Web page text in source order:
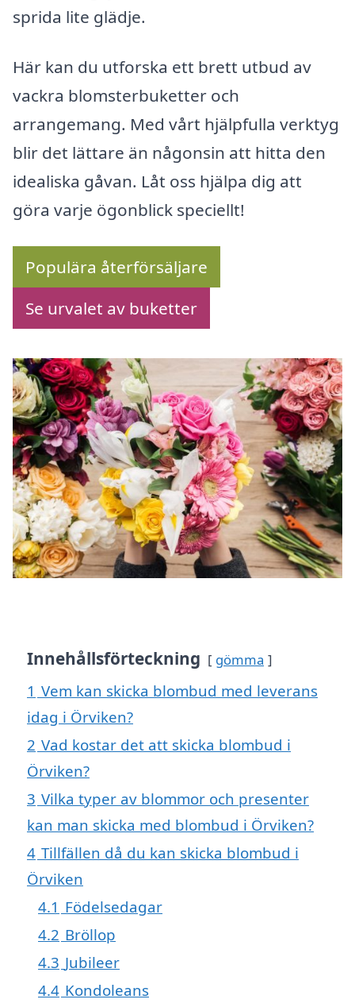
sprida lite glädje.
Här kan du utforska ett brett utbud av
vackra blomsterbuketter och
arrangemang. Med vårt hjälpfulla verktyg
blir det lättare än någonsin att hitta den
idealiska gåvan. Låt oss hjälpa dig att
göra varje ögonblick speciellt!
Populära återförsäljare
Se urvalet av buketter
Innehållsförteckning gömma
1 Vem kan skicka blombud med leverans
idag i Örviken?
2 Vad kostar det att skicka blombud i
Örviken?
3 Vilka typer av blommor och presenter
kan man skicka med blombud i Örviken?
4 Tillfällen då du kan skicka blombud i
Örviken
4.1 Födelsedagar
4.2 Bröllop
4.3 Jubileer
4.4 Kondoleans